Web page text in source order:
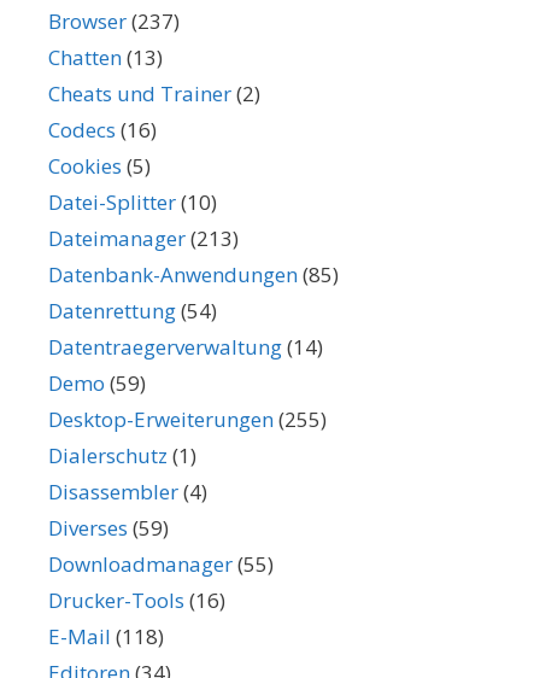
Browser(237)
Chatten(13)
Cheats und Trainer(2)
Codecs (16)
Cookies (5)
Datei-Splitter(10)
Dateimanager(213)
Datenbank-Anwendungen(85)
Datenrettung(54)
Datentraegerverwaltung(14)
Demo (59)
Desktop-Erweiterungen(255)
Dialerschutz (1)
Disassembler(4)
Diverses (59)
Downloadmanager(55)
Drucker-Tools (16)
E-Mail (118)
Editoren(34)